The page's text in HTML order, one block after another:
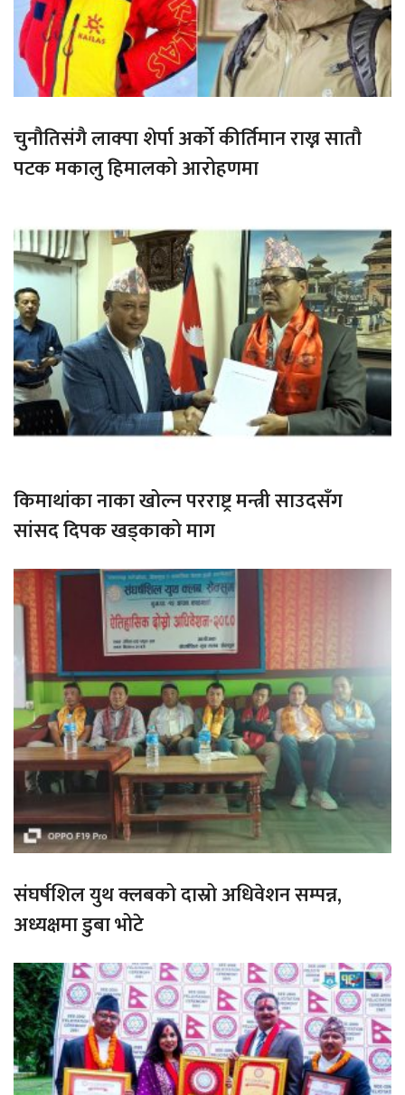
चुनौतिसंगै लाक्पा शेर्पा अर्को कीर्तिमान राख्न सातौ
पटक मकालु हिमालको आरोहणमा
किमाथांका नाका खोल्न परराष्ट्र मन्त्री साउदसँग
सांसद दिपक खड्काको माग
संघर्षशिल युथ क्लबको दास्रो अधिवेशन सम्पन्न,
अध्यक्षमा डुबा भोटे